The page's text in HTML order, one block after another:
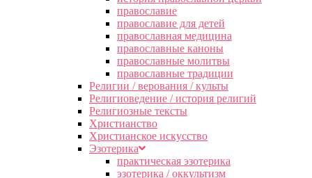
православие
православие для детей
православная медицина
православные каноны
православные молитвы
православные традиции
Религии / верования / культы
Религиоведение / история религий
Религиозные тексты
Христианство
Христианское искусство
Эзотерика
практическая эзотерика
эзотерика / оккультизм